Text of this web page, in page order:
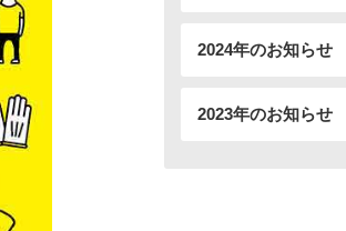
2024年のお知らせ
2023年のお知らせ